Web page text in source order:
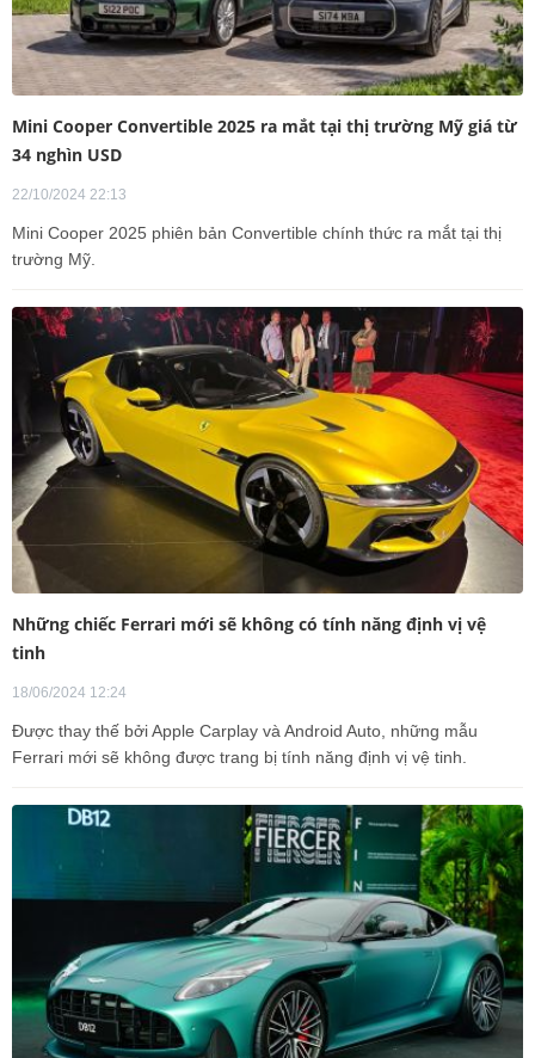
Mini Cooper Convertible 2025 ra mắt tại thị trường Mỹ giá từ
34 nghìn USD
22/10/2024 22:13
Mini Cooper 2025 phiên bản Convertible chính thức ra mắt tại thị
trường Mỹ.
Những chiếc Ferrari mới sẽ không có tính năng định vị vệ
tinh
18/06/2024 12:24
Được thay thế bởi Apple Carplay và Android Auto, những mẫu
Ferrari mới sẽ không được trang bị tính năng định vị vệ tinh.